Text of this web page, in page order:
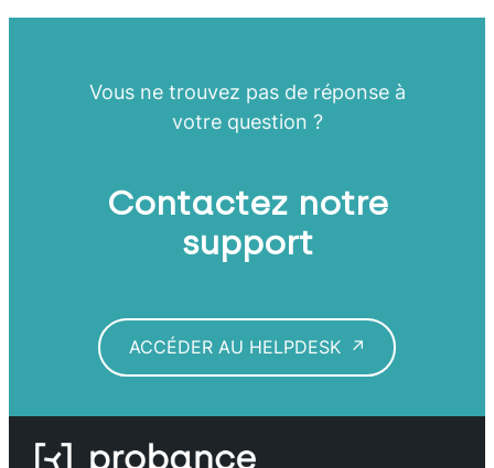
Vous ne trouvez pas de réponse à
votre question ?
Contactez notre
support
ACCÉDER AU HELPDESK